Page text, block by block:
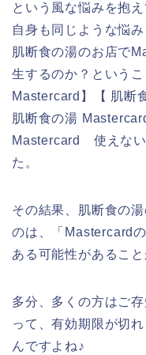
という風な悩みを抱
自身も同じような悩
肌断食の湯のお店で
生するのか？という
Mastercard】【 肌断
肌断食の湯
Mastercard 使えない
た。
その結果、肌断食の
のは、「Mastercard
ある可能性があること
多分、多くの方はご
って、有効期限が切
んですよね♪